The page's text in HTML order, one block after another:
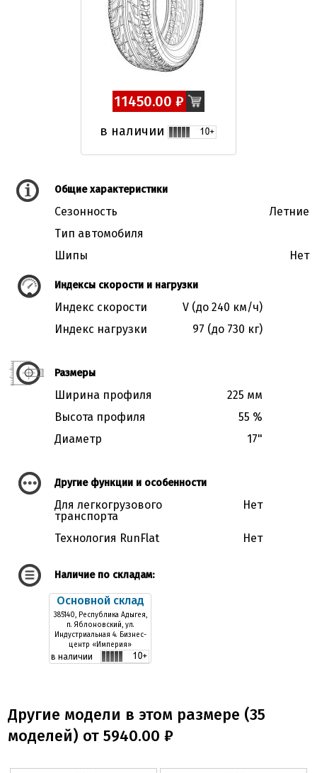
11450.00 ₽
в наличии
Общие характеристики
Сезонность
Летние
Тип автомобиля
Шипы
Нет
Индексы скорости и нагрузки
Индекс скорости
V (до 240 км/ч)
Индекс нагрузки
97 (до 730 кг)
Размеры
Ширина профиля
225 мм
Высота профиля
55 %
Диаметр
17"
Другие функции и особенности
Для легкогрузового
транспорта
Нет
Технология RunFlat Нет
Наличие по складам:
Основной склад
385140, Республика Адыгея,
п. Яблоновский, ул.
Индустриальная 4. Бизнес-
центр «Империя»
в наличии
Другие модели в этом размере (35
моделей) от 5940.00 ₽